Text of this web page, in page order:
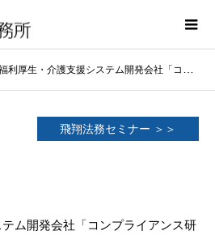
利厚生・介護支援システム開発会社「コンプライアンス研修」（五島洋担当）
飛翔法務セミナー ＞＞
ム開発会社「コンプライアンス研